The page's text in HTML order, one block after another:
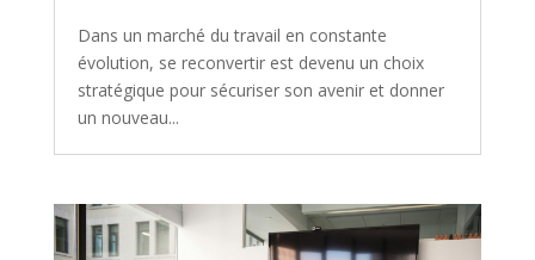
Dans un marché du travail en constante
évolution, se reconvertir est devenu un choix
stratégique pour sécuriser son avenir et donner
un nouveau...